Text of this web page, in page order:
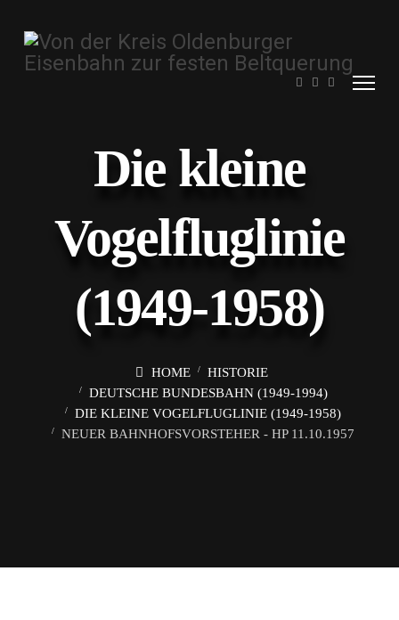
Die kleine
Vogelfluglinie
(1949-1958)
HOME
HISTORIE
DEUTSCHE BUNDESBAHN (1949-1994)
DIE KLEINE VOGELFLUGLINIE (1949-1958)
NEUER BAHNHOFSVORSTEHER - HP 11.10.1957